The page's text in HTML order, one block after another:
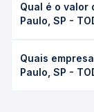
Jequié, BA -
variar
duração exata
Qual é o valor
Paulo, SP -
TODOS para
513,05 e varia
Quais
Paulo, SP -